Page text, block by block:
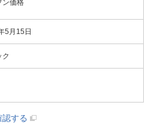
ン価格
5月15日
ク
する